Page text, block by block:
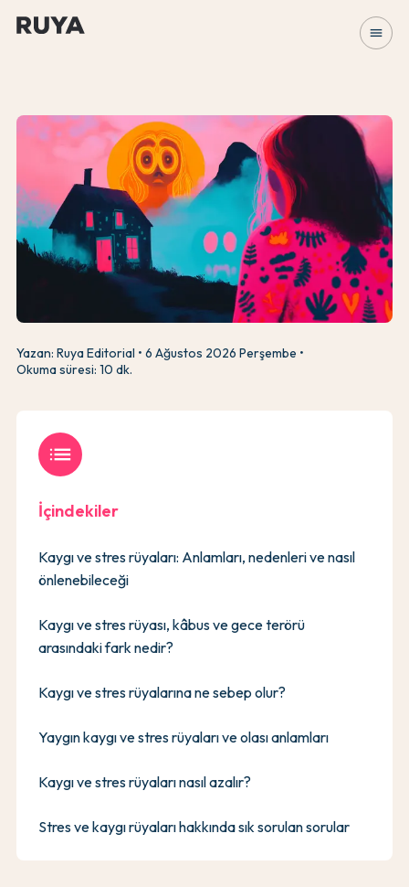
menu
Yazan: Ruya Editorial
6 Ağustos 2026 Perşembe
Okuma süresi: 10 dk.
list
İçindekiler
Kaygı ve stres rüyaları: Anlamları, nedenleri ve nasıl
önlenebileceği
Kaygı ve stres rüyası, kâbus ve gece terörü
arasındaki fark nedir?
Kaygı ve stres rüyalarına ne sebep olur?
Yaygın kaygı ve stres rüyaları ve olası anlamları
Kaygı ve stres rüyaları nasıl azalır?
Stres ve kaygı rüyaları hakkında sık sorulan sorular